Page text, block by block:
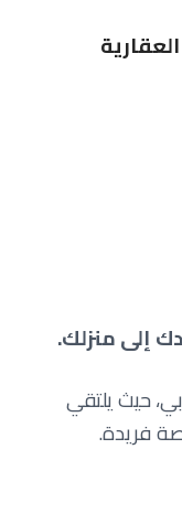
إلى منزلك.
حيث يلتقي
فريدة.